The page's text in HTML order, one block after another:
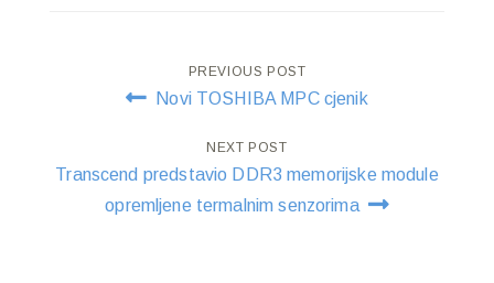
navigation
PREVIOUS POST
Novi TOSHIBA MPC cjenik
NEXT POST
Transcend predstavio DDR3 memorijske module
opremljene termalnim senzorima